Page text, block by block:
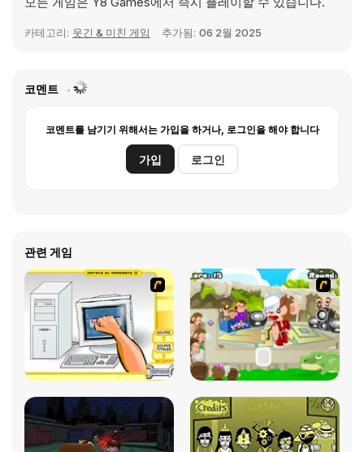
카테고리: 웃긴 & 미친 게임 추가됨: 06 2월 2025
코멘트
코멘트를 남기기 위해서는 가입을 하거나, 로그인을 해야 합니다
가입 로그인
관련 게임